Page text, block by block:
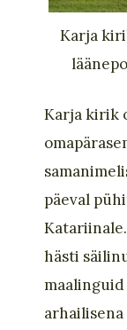
Karja
Karjakirik
päeval
Katariinale.
hästi
arhailisena